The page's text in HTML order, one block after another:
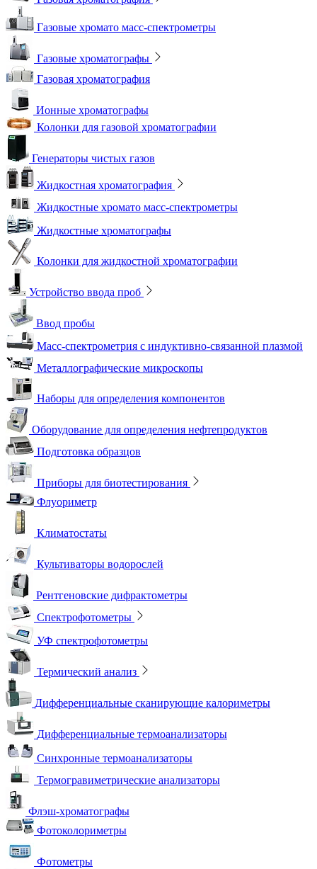
Газовые хромато масс-спектрометры
Газовые хроматографы
Газовая хроматография
Ионные хроматографы
Колонки для газовой хроматографии
Генераторы чистых газов
Жидкостная хроматография
Жидкостные хромато масс-спектрометры
Жидкостные хроматографы
Колонки для жидкостной хроматографии
Устройство ввода проб
Ввод пробы
Масс-спектрометрия с индуктивно-связанной плазмой
Металлографические микроскопы
Наборы для определения компонентов
Оборудование для определения нефтепродуктов
Подготовка образцов
Приборы для биотестирования
Флуориметр
Климатостаты
Культиваторы водорослей
Рентгеновские дифрактометры
Спектрофотометры
УФ спектрофотометры
Термический анализ
Дифференциальные сканирующие калориметры
Дифференциальные термоанализаторы
Синхронные термоанализаторы
Термогравиметрические анализаторы
Флэш-хроматографы
Фотоколориметры
Фотометры